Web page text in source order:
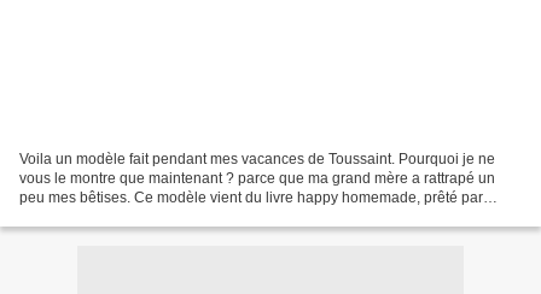
Voila un modèle fait pendant mes vacances de Toussaint. Pourquoi je ne
vous le montre que maintenant ? parce que ma grand mère a rattrapé un
peu mes bêtises. Ce modèle vient du livre happy homemade, prêté par